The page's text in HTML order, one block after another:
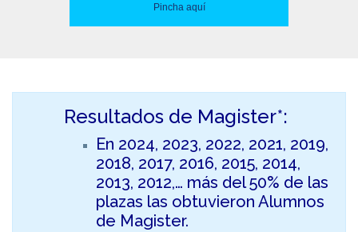
Pincha aquí
Resultados de Magister*:
En 2024, 2023, 2022, 2021, 2019,
2018, 2017, 2016, 2015, 2014,
2013, 2012,… más del 50% de las
plazas las obtuvieron Alumnos
de Magister.